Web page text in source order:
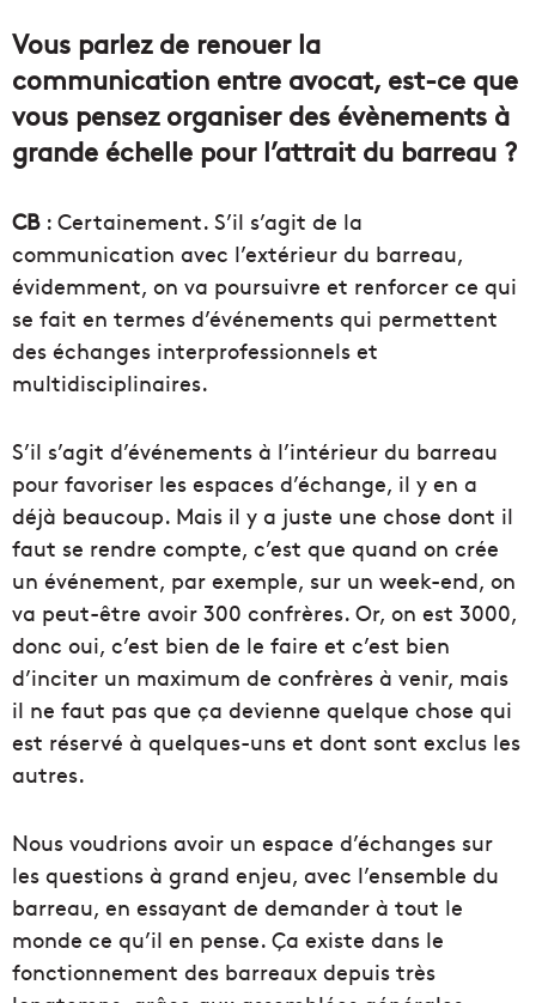
Vous parlez de renouer la
communication entre avocat, est-ce que
vous pensez organiser des évènements à
grande échelle pour l’attrait du barreau ?
CB: Certainement. S’il s’agit de la
communication avec l’extérieur du barreau,
évidemment, on va poursuivre et renforcer ce qui
se fait en termes d’événements qui permettent
des échanges interprofessionnels et
multidisciplinaires.
S’il s’agit d’événements à l’intérieur du barreau
pour favoriser les espaces d’échange, il y en a
déjà beaucoup. Mais il y a juste une chose dont il
faut se rendre compte, c’est que quand on crée
un événement, par exemple, sur un week-end, on
va peut-être avoir 300 confrères. Or, on est 3000,
donc oui, c’est bien de le faire et c’est bien
d’inciter un maximum de confrères à venir, mais
il ne faut pas que ça devienne quelque chose qui
est réservé à quelques-uns et dont sont exclus les
autres.
Nous voudrions avoir un espace d’échanges sur
les questions à grand enjeu, avec l’ensemble du
barreau, en essayant de demander à tout le
monde ce qu’il en pense. Ça existe dans le
fonctionnement des barreaux depuis très